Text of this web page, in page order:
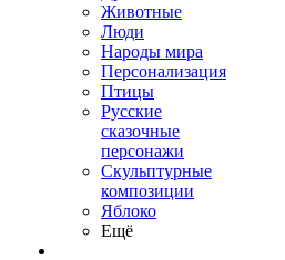
Животные
Люди
Народы мира
Персонализация
Птицы
Русские
сказочные
персонажи
Скульптурные
композиции
Яблоко
Ещё